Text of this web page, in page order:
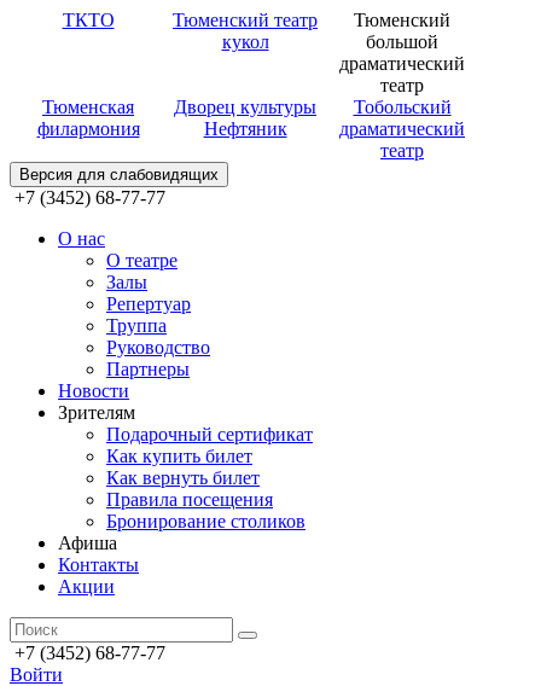
ТКТО
Тюменский театр
кукол
Тюменский
большой
драматический
театр
Тюменская
филармония
Дворец культуры
Нефтяник
Тобольский
драматический
театр
Версия для слабовидящих
+7 (3452) 68-77-77
О нас
О театре
Залы
Репертуар
Труппа
Руководство
Партнеры
Новости
Зрителям
Подарочный сертификат
Как купить билет
Как вернуть билет
Правила посещения
Бронирование столиков
Афиша
Контакты
Акции
+7 (3452) 68-77-77
Войти